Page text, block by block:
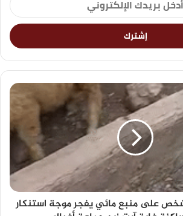
على منبع مائي يفجر موجة استنكار